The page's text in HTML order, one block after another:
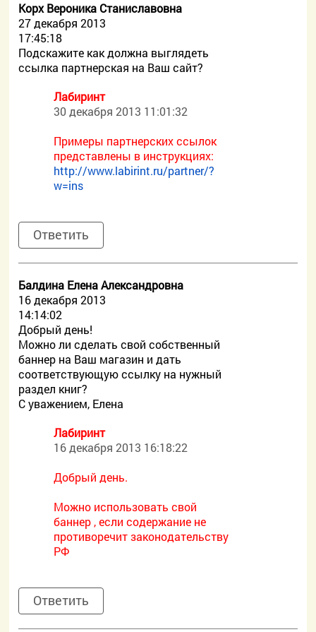
Корх Вероника Станиславовна
27 декабря 2013
17:45:18
Подскажите как должна выглядеть
ссылка партнерская на Ваш сайт?
Лабиринт
30 декабря 2013 11:01:32
Примеры партнерских ссылок
представлены в инструкциях:
http://www.labirint.ru/partner/?
w=ins
Ответить
Балдина Елена Александровна
16 декабря 2013
14:14:02
Добрый день!
Можно ли сделать свой собственный
баннер на Ваш магазин и дать
соответствующую ссылку на нужный
раздел книг?
С уважением, Елена
Лабиринт
16 декабря 2013 16:18:22
Добрый день.
Можно использовать свой
баннер , если содержание не
противоречит законодательству
РФ
Ответить